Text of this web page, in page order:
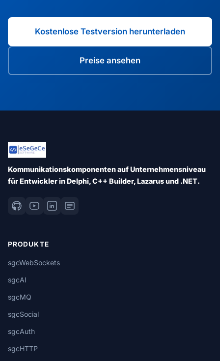
Kostenlose Testversion herunterladen
Preise ansehen
Kommunikationskomponenten auf Unternehmensniveau
für Entwickler in Delphi, C++ Builder, Lazarus und .NET.
PRODUKTE
sgcWebSockets
sgcAI
sgcMQ
sgcSocial
sgcAuth
sgcHTTP